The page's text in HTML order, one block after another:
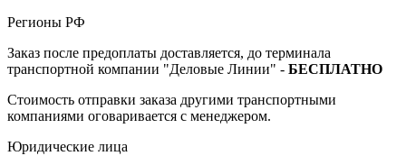
Регионы РФ
Заказ после предоплаты доставляется, до терминала
транспортной компании "Деловые Линии" - БЕСПЛАТНО
Стоимость отправки заказа другими транспортными
компаниями оговаривается с менеджером.
Юридические лица